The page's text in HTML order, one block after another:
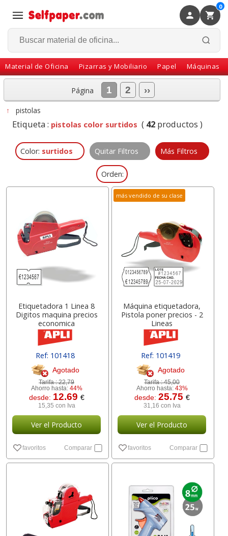
0
Material de Oficina Pizarras y Mobiliario Papel Máquinas
Volver
Página 1 2 ››
↑ pistolas
Etiqueta : pistolas color surtidos ( 42 productos )
Color: surtidos Quitar Filtros Más Filtros
Orden:
Etiquetadora 1 Linea 8
Digitos maquina precios
economica
Ref: 101418
Agotado
Tarifa :22,79
Ahorro hasta: 44%
desde: 12.69 €
15,35 con Iva
Ver el Producto
favoritos Comparar
más vendido de su clase
Máquina etiquetadora,
Pistola poner precios - 2
Lineas
Ref: 101419
Agotado
Tarifa :45,00
Ahorro hasta: 43%
desde: 25.75 €
31,16 con Iva
Ver el Producto
favoritos Comparar